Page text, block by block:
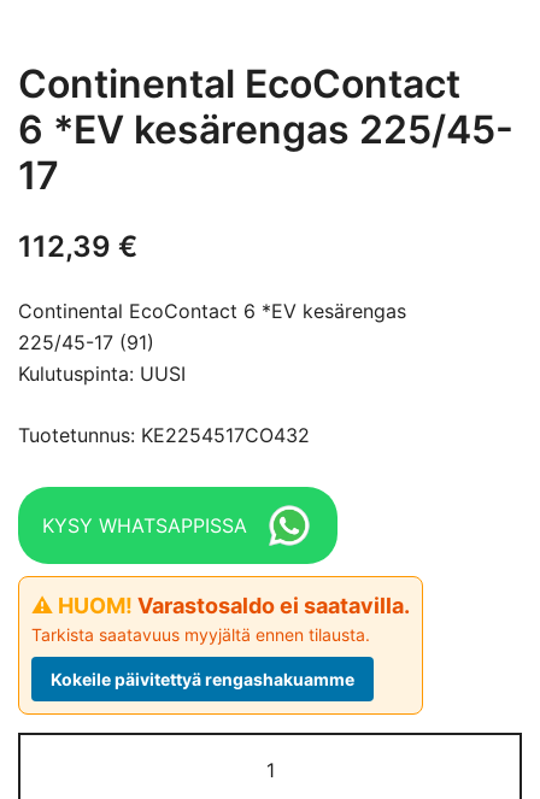
Continental EcoContact
6 *EV kesärengas 225/45-
17
112,39 €
Continental EcoContact 6 *EV kesärengas
225/45-17 (91)
Kulutuspinta: UUSI
Tuotetunnus: KE2254517CO432
KYSY WHATSAPPISSA
⚠ HUOM! Varastosaldo ei saatavilla.
Tarkista saatavuus myyjältä ennen tilausta.
Kokeile päivitettyä rengashakuamme
EcoContact